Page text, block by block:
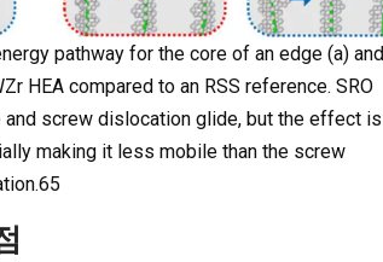
pathway for the core of an edge (a) and
HEA compared to an RSS reference. SRO
screw dislocation glide, but the effect is
making it less mobile than the screw